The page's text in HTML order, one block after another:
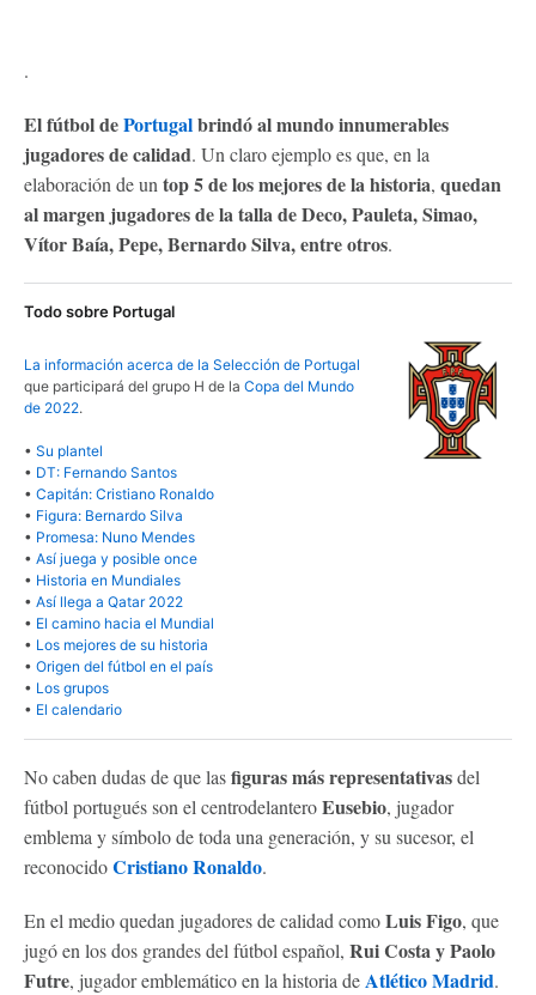
.
El fútbol dePortugalbrindó al mundo innumerables
jugadores de calidad. Un claro ejemplo es que, en la
elaboración de un top 5 de los mejores de la historia, quedan
al margen jugadores de la talla de Deco, Pauleta, Simao,
Vítor Baía, Pepe, Bernardo Silva, entre otros.
Todo sobre Portugal
La información acerca de la Selección de Portugal
que participará del grupo H de la Copa del Mundo
de 2022.
• Su plantel
• DT: Fernando Santos
• Capitán: Cristiano Ronaldo
• Figura: Bernardo Silva
• Promesa: Nuno Mendes
• Así juega y posible once
• Historia en Mundiales
• Así llega a Qatar 2022
• El camino hacia el Mundial
• Los mejores de su historia
• Origen del fútbol en el país
• Los grupos
• El calendario
No caben dudas de que lasfiguras más representativasdel
fútbol portugués son el centrodelanteroEusebio, jugador
emblema y símbolo de toda una generación, y su sucesor, el
reconocidoCristiano Ronaldo.
En el medio quedan jugadores de calidad comoLuis Figo, que
jugó en los dos grandes del fútbol español, Rui Costa y Paolo
Futre, jugador emblemático en la historia deAtlético Madrid.